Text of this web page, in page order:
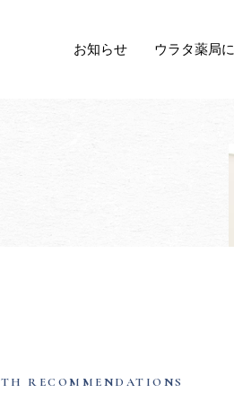
お知らせ ウラタ薬局に